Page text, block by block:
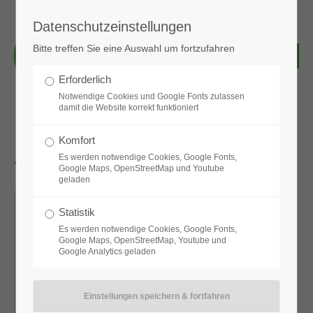
Anmelden
|Lost your password?
Aktuelle News & Bilder
Datenschutzeinstellungen
Bitte treffen Sie eine Auswahl um fortzufahren
Erforderlich
Notwendige Cookies und Google Fonts zulassen
damit die Website korrekt funktioniert
Komfort
Es werden notwendige Cookies, Google Fonts,
Google Maps, OpenStreetMap und Youtube
geladen
Statistik
Es werden notwendige Cookies, Google Fonts,
Google Maps, OpenStreetMap, Youtube und
Google Analytics geladen